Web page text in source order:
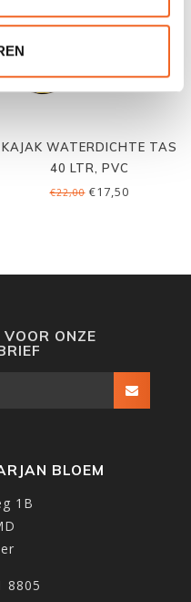
KAJAK WATERDICHTE TAS
40 LTR, PVC
€22,00€17,50
VOOR ONZE
BLOEM
1B
8805